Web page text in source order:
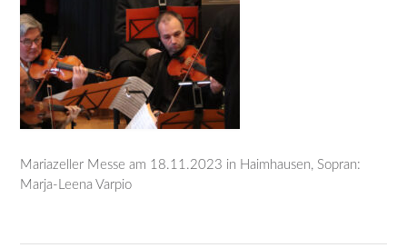
Mariazeller Messe am 18.11.2023 in Haimhausen, Sopran:
Marja-Leena Varpio